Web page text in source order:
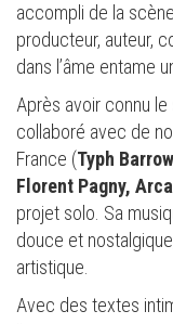
accompli de la
producteur, auteur,
dans l’âme entame
Après avoir connu
collaboré avec de
France (Typh
Florent Pagny,
projet solo. Sa
douce et
artistique.
Avec des textes